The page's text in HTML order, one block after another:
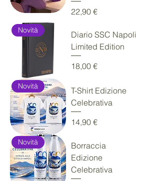
Prezzo
22,90 €
Novità
Diario SSC Napoli
Limited Edition
Prezzo
18,00 €
Novità
T-Shirt Edizione
Celebrativa
Prezzo
14,90 €
Novità
Borraccia
Edizione
Celebrativa